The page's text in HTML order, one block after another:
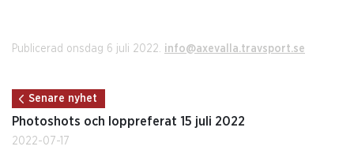
Publicerad onsdag 6 juli 2022. info@axevalla.travsport.se
Senare nyhet
Photoshots och loppreferat 15 juli 2022
2022-07-17